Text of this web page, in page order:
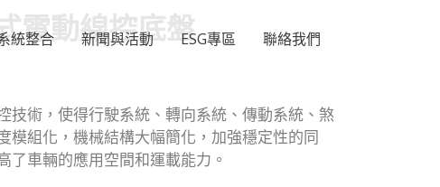
統整合 新聞與活動 ESG專區 聯絡我們
電動線控底盤
技術，使得行駛系統、轉向系統、傳動系統、煞
模組化，機械結構大幅簡化，加強穩定性的同
了車輛的應用空間和運載能力。